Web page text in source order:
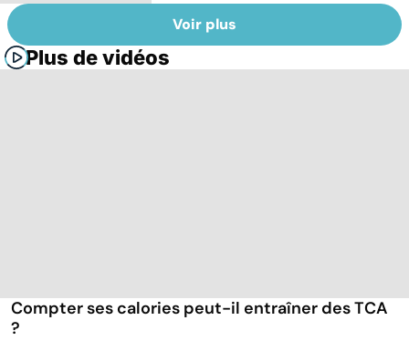
Voir plus
Plus de vidéos
Compter ses calories peut-il entraîner des TCA
?